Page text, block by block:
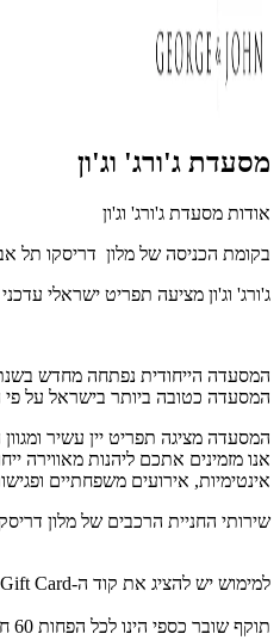
מסעדת ג'ורג' וג'ון
אודות מסעדת ג'ורג' וג'ון
בקומת הכניסה של מלון דריסקו תל
ג'ורג' וג'ון מציעה תפריט ישראלי
המסעדה הייחודית נפתחה מחדש בשנת 2018 אחרי עשור של תהליכי שיפוץ מורכבים וזכתה 3 פעמים ברציפות, בשנים 2022-2024 כולל כאחת מהטובות במזרח התיכון על פי ארגון
המסעדה כטובה ביותר בישראל על פי
המסעדה מציגה תפריט יין עשיר ומגוון הכולל כ 250 תוויות בקבוקים איכותיים ומגוונים,
אינטימיות, אירועים משפחתיים ופגישות
שירותי החניית הרכבים של מלון דריסקו תל אביב זמינים 24 שעות ביממה, 7 ימים בשבוע, עבור אורחי המלון והמבקרים במסעדת ג'ורג'
למימוש יש להציג את קוד ה-Gift Card באמצעות SMS/מייל/דף מודפס. לפרטים נוספים: 03-726-9309
תוקף שובר כספי הינו לכל הפחות 60 חודשים ממועד הפקתו. תוקף שובר לרכישת מוצר או שירות מסויים יהיה לכל הפחות 24 חודשים ממועד הפקתו